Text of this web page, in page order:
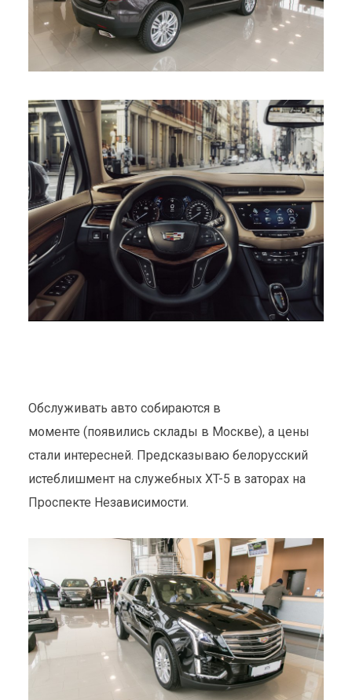
СБОРКИ
Автомобили Всего 140 слов
15 ноября 2016
Обслуживать авто собираются в
моменте (появились склады в Москве), а цены
стали интересней. Предсказываю белорусский
истеблишмент на служебных XT-5 в заторах на
Проспекте Независимости.